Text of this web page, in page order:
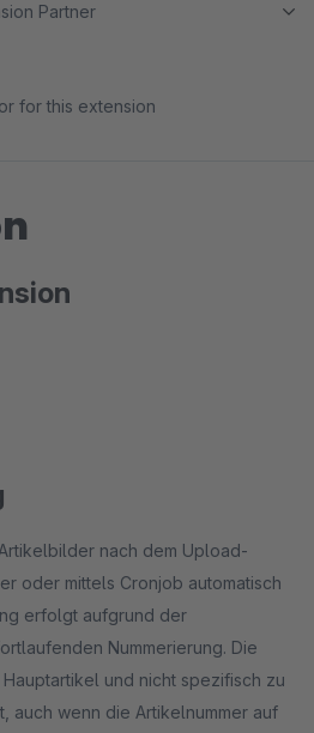
Partner
for this extension
nach dem Upload-
oder mittels Cronjob automatisch
erfolgt aufgrund der
Nummerierung. Die
und nicht spezifisch zu
auch wenn die Artikelnummer auf